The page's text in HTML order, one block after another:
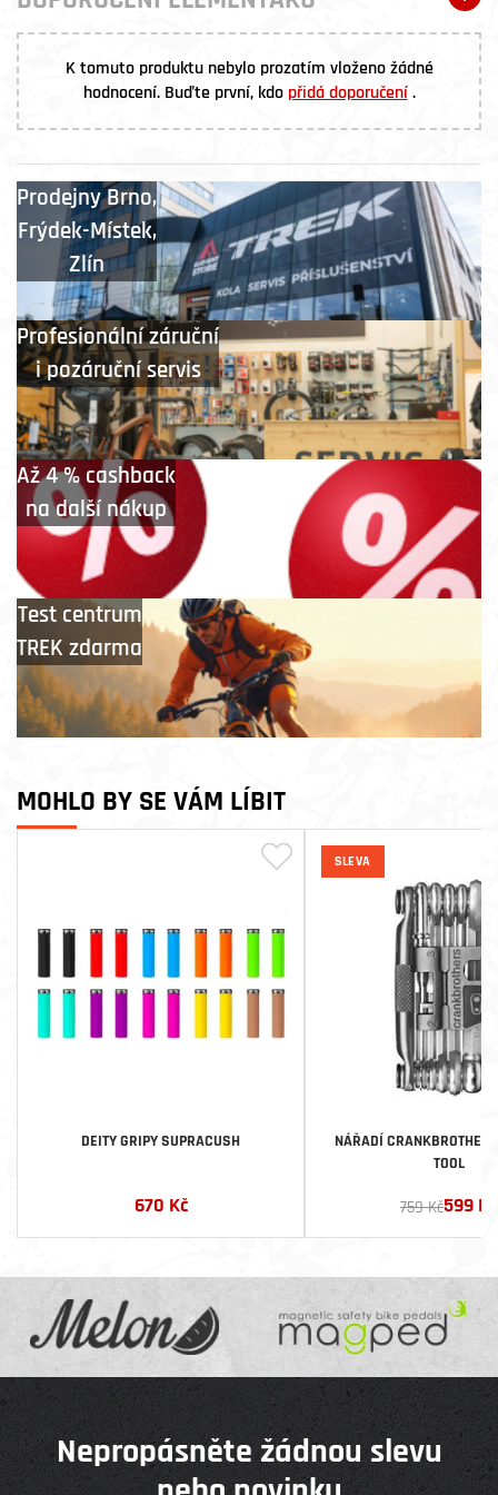
K tomuto produktu nebylo prozatím vloženo žádné
hodnocení. Buďte první, kdo přidá doporučení.
ProdejnyBrno,
Frýdek-Místek,
Zlín
Profesionální záruční
i pozáruční servis
Až 4 % cashback
na další nákup
Test centrum
TREK zdarma
MOHLO BY SE VÁM LÍBIT
DEITY GRIPY SUPRACUSH
670 Kč
SLEVA
NÁŘADÍ
TOOL
759 Kč599 Kč
Nepropásněte žádnou slevu